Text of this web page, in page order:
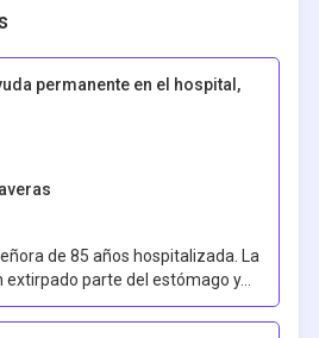
permanente en el hospital,
de 85 años hospitalizada. La
parte del estómago y...